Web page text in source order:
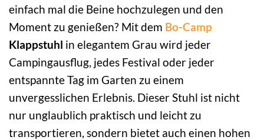
einfach mal die Beine hochzulegen und den
Moment zu genießen? Mit dem Bo-Camp
Klappstuhl in elegantem Grau wird jeder
Campingausflug, jedes Festival oder jeder
entspannte Tag im Garten zu einem
unvergesslichen Erlebnis. Dieser Stuhl ist nicht
nur unglaublich praktisch und leicht zu
transportieren, sondern bietet auch einen hohen